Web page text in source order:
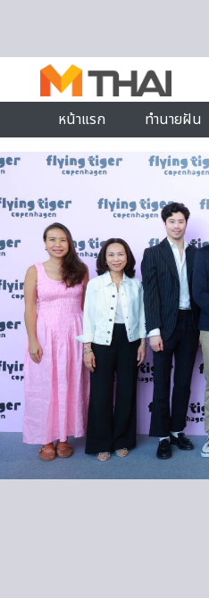
หน้าแรก
ทำนายฝัน